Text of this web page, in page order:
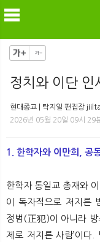
정치와 이단 인
현대종교 | 탁지일 편집장
2026년 05월 20일 09시 29
1. 한학자와 이만희, 공
한학자 통일교 총재와
이 독자적으로 저지른
정범(正犯)이 아니라 방
제로 저지른 사람’이다